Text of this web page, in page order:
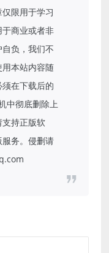
限用于学习
商业或者非
负，我们不
本站内容随
在下载后的
中彻底删除上
持正版软
务。侵删请